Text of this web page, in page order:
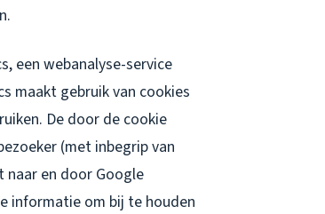
een webanalyse-service
maakt gebruik van cookies
De door de cookie
(met inbegrip van
naar en door Google
informatie om bij te houden